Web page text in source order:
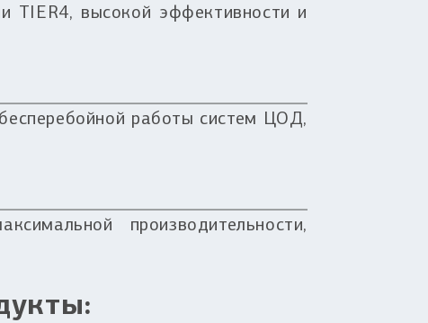
TIER4, высокой эффективности и
работы систем ЦОД,
производительности,